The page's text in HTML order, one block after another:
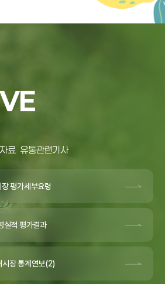
료 유통관련기사
평가세부요령
실적 평가결과
장 통계연보(2)